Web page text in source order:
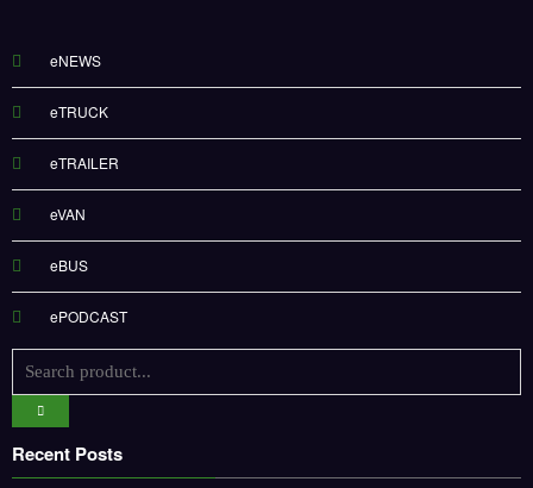
eNEWS
eTRUCK
eTRAILER
eVAN
eBUS
ePODCAST
Recent Posts